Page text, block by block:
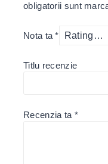
obligatorii sunt
Nota ta*
Titlu recenzie
Recenzia ta *